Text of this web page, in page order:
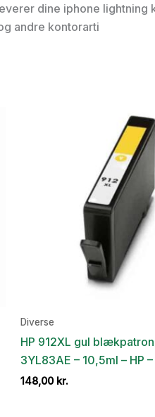
dine iphone
andre kontorarti
Diverse
HP 912XL gul
3YL83AE – 10,5ml – HP
148,00 kr.